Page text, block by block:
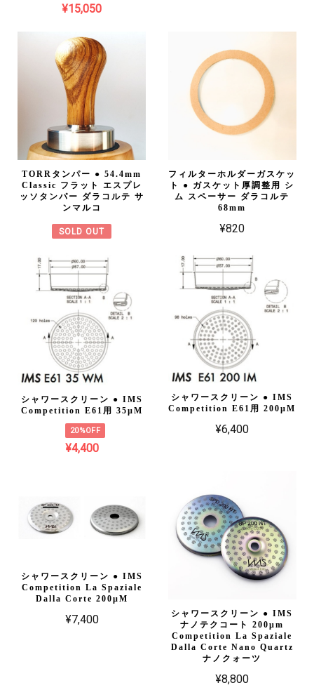
¥15,050
TORRタンパー ● 54.4mm
Classic フラット エスプレ
ッソタンパー ダラコルテ サ
ンマルコ
SOLD OUT
フィルターホルダーガスケッ
ト ● ガスケット厚調整用 シ
ム スペーサー ダラコルテ
68mm
¥820
シャワースクリーン ● IMS
Competition E61用 35µM
20%OFF
¥4,400
シャワースクリーン ● IMS
Competition E61用 200µM
¥6,400
シャワースクリーン ● IMS
Competition La Spaziale
Dalla Corte 200µM
¥7,400
シャワースクリーン ● IMS
ナノテクコート 200μm
Competition La Spaziale
Dalla Corte Nano Quartz
ナノクォーツ
¥8,800